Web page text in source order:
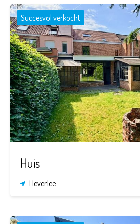
Succesvol verkocht
4
276 m²
Huis
Heverlee